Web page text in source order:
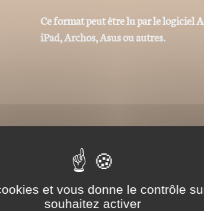
Ce format peut être lu par le logiciel
iPad, Archos, Asus ou autres.
et vous donne le contrôle
souhaitez activer